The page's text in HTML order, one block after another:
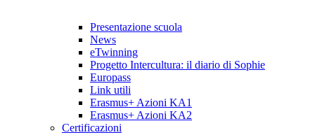
Presentazione scuola
News
eTwinning
Progetto Intercultura: il diario di Sophie
Europass
Link utili
Erasmus+ Azioni KA1
Erasmus+ Azioni KA2
Certificazioni